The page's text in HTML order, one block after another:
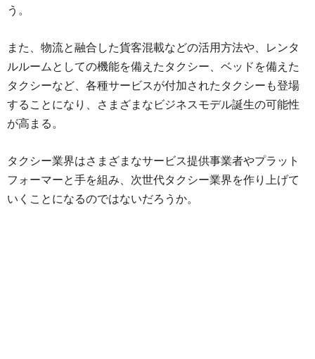
う。
また、物流と融合した貨客混載などの活用方法や、レンタ
ルルームとしての機能を備えたタクシー、ベッドを備えた
タクシーなど、各種サービスが付加されたタクシーも登場
することになり、さまざまなビジネスモデル誕生の可能性
が高まる。
タクシー業界はさまざまなサービス提供事業者やプラット
フォーマーと手を組み、次世代タクシー業界を作り上げて
いくことになるのではないだろうか。